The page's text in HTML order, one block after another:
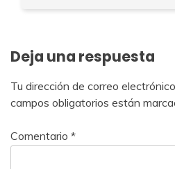
Deja una respuesta
Tu dirección de correo
campos obligatorios están
Comentario *